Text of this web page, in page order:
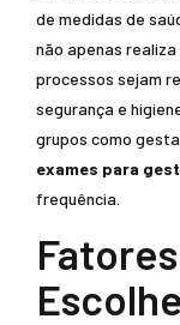
de medidas de
não apenas
processos sejam
segurança e
grupos como
exames para
frequência.